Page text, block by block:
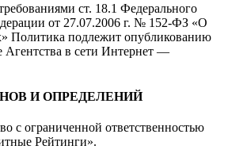
ст. 18.1 Федерального
от 27.07.2006 г. № 152-ФЗ «О
Политика подлежит опубликованию
Агентства в сети Интернет —
И ОПРЕДЕЛЕНИЙ
с ограниченной ответственностью
Рейтинги».